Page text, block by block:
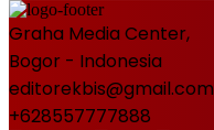
Graha Media Center,
Bogor - Indonesia
editorekbis@gmail.com
+628557777888